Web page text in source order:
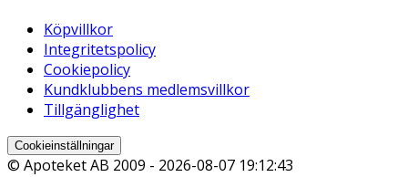
Köpvillkor
Integritetspolicy
Cookiepolicy
Kundklubbens medlemsvillkor
Tillgänglighet
Cookieinställningar
© Apoteket AB 2009 - 2026-08-07 19:12:43